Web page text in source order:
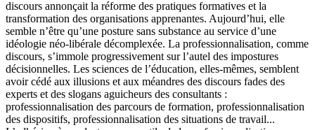
discours annonçait la réforme des pratiques formatives et la
transformation des organisations apprenantes. Aujourd’hui, elle
semble n’être qu’une posture sans substance au service d’une
idéologie néo-libérale décomplexée. La professionnalisation, comme
discours, s’immole progressivement sur l’autel des impostures
décisionnelles. Les sciences de l’éducation, elles-mêmes, semblent
avoir cédé aux illusions et aux méandres des discours fades des
experts et des slogans aguicheurs des consultants :
professionnalisation des parcours de formation, professionnalisation
des dispositifs, professionnalisation des situations de travail...